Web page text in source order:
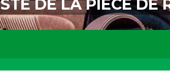
DE LA PIÈCE DE